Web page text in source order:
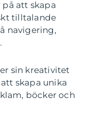
på att skapa
tilltalande
navigering,
sin kreativitet
skapa unika
böcker och